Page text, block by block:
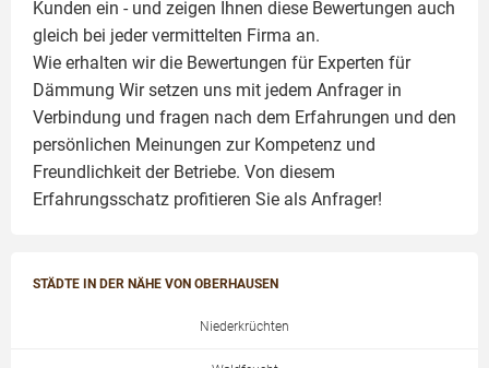
Kunden ein - und zeigen Ihnen diese Bewertungen auch
gleich bei jeder vermittelten Firma an.
Wie erhalten wir die Bewertungen für Experten für
Dämmung Wir setzen uns mit jedem Anfrager in
Verbindung und fragen nach dem Erfahrungen und den
persönlichen Meinungen zur Kompetenz und
Freundlichkeit der Betriebe. Von diesem
Erfahrungsschatz profitieren Sie als Anfrager!
STÄDTE IN DER NÄHE VON OBERHAUSEN
Niederkrüchten